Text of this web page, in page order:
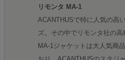
リモンタ MA-1
ACANTHUSで特に人気の高
ズ。その中でリモンタ社の
MA-1ジャケットは大人気商